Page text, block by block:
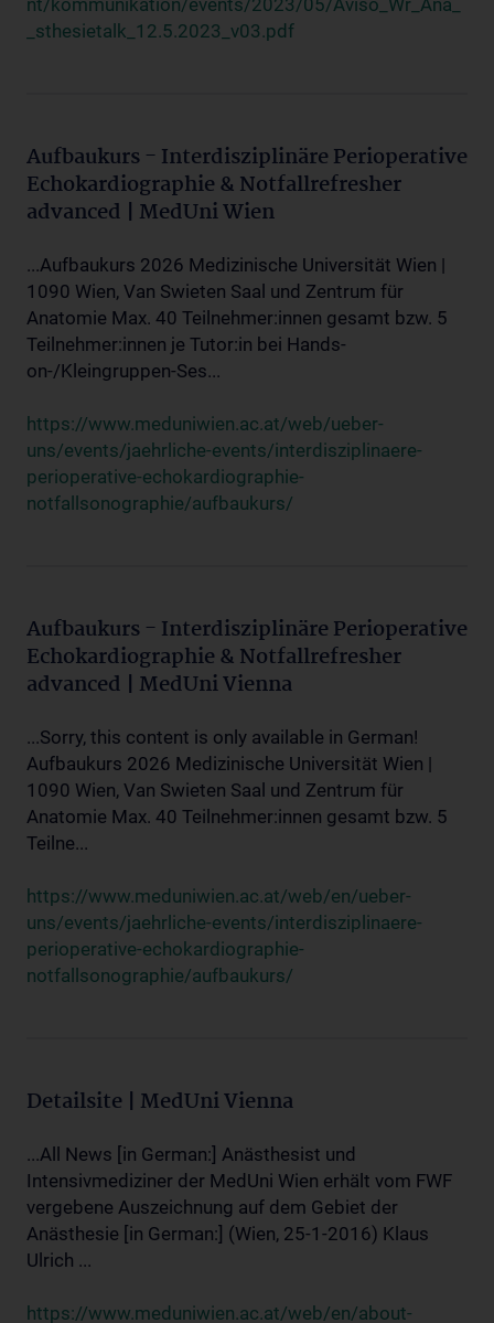
nt/kommunikation/events/2023/05/Aviso_Wr_Ana_
_sthesietalk_12.5.2023_v03.pdf
Aufbaukurs - Interdisziplinäre Perioperative
Echokardiographie & Notfallrefresher
advanced | MedUni Wien
...Aufbaukurs 2026 Medizinische Universität Wien |
1090 Wien, Van Swieten Saal und Zentrum für
Anatomie Max. 40 Teilnehmer:innen gesamt bzw. 5
Teilnehmer:innen je Tutor:in bei Hands-
on-/Kleingruppen-Ses...
https://www.meduniwien.ac.at/web/ueber-
uns/events/jaehrliche-events/interdisziplinaere-
perioperative-echokardiographie-
notfallsonographie/aufbaukurs/
Aufbaukurs - Interdisziplinäre Perioperative
Echokardiographie & Notfallrefresher
advanced | MedUni Vienna
...Sorry, this content is only available in German!
Aufbaukurs 2026 Medizinische Universität Wien |
1090 Wien, Van Swieten Saal und Zentrum für
Anatomie Max. 40 Teilnehmer:innen gesamt bzw. 5
Teilne...
https://www.meduniwien.ac.at/web/en/ueber-
uns/events/jaehrliche-events/interdisziplinaere-
perioperative-echokardiographie-
notfallsonographie/aufbaukurs/
Detailsite | MedUni Vienna
...All News [in German:] Anästhesist und
Intensivmediziner der MedUni Wien erhält vom FWF
vergebene Auszeichnung auf dem Gebiet der
Anästhesie [in German:] (Wien, 25-1-2016) Klaus
Ulrich ...
https://www.meduniwien.ac.at/web/en/about-